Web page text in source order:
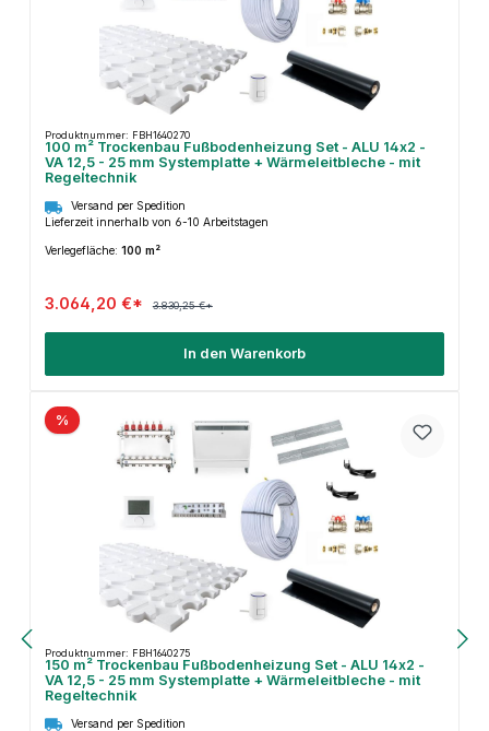
Produktnummer: FBH1640270
100 m² Trockenbau Fußbodenheizung Set - ALU 14x2 -
VA 12,5 - 25 mm Systemplatte + Wärmeleitbleche - mit
Regeltechnik
Versand per Spedition
Lieferzeit innerhalb von 6-10 Arbeitstagen
Verlegefläche: 100 m²
3.064,20 €* 3.830,25 €*
In den Warenkorb
%
Produktnummer: FBH1640275
150 m² Trockenbau Fußbodenheizung Set - ALU 14x2 -
VA 12,5 - 25 mm Systemplatte + Wärmeleitbleche - mit
Regeltechnik
Versand per Spedition